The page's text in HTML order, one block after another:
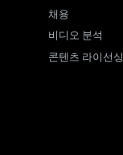
채용
비디오 분석
콘텐츠 라이선싱